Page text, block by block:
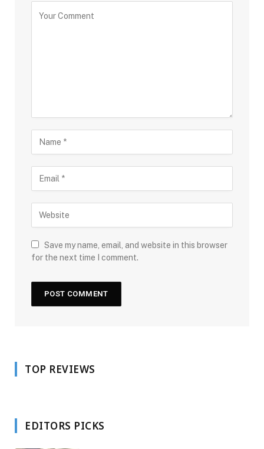
Save my name, email, and website in this browser
for the next time I comment.
TOP REVIEWS
EDITORS PICKS